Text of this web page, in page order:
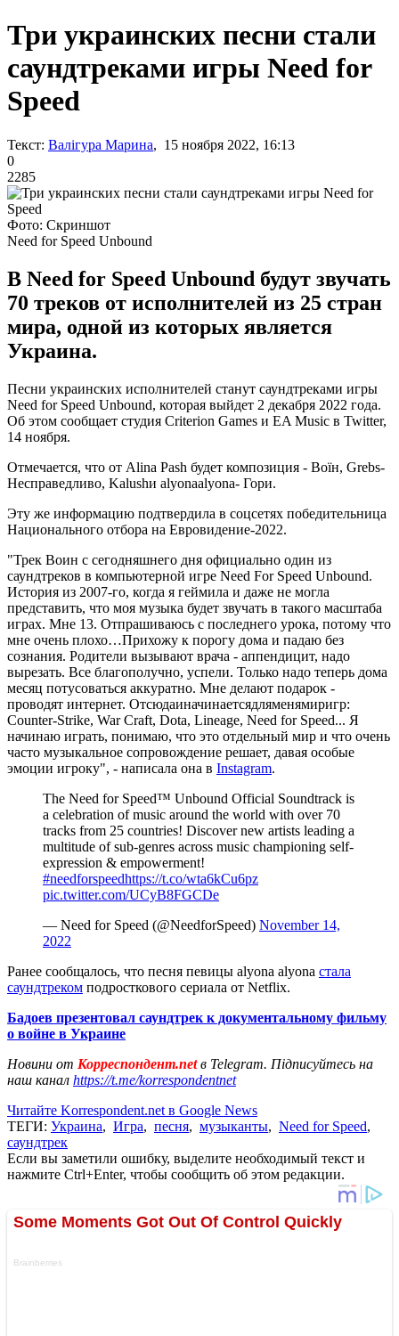
Три украинских песни стали
саундтреками игры Need for
Speed
Текст: Валігура Марина, 15 ноября 2022, 16:13
0
2285
Фото: Скриншот
Need for Speed Unbound
В Need for Speed Unbound будут звучать
70 треков от исполнителей из 25 стран
мира, одной из которых является
Украина.
Песни украинских исполнителей станут саундтреками игры
Need for Speed Unbound, которая выйдет 2 декабря 2022 года.
Об этом сообщает студия Criterion Games и EA Music в Twitter,
14 ноября.
Отмечается, что от Alina Pash будет композиция - Воїн, Grebs-
Несправедливо, Kalushи alyonaalyona- Гори.
Эту же информацию подтвердила в соцсетях победительница
Национального отбора на Евровидение-2022.
"Трек Воин с сегодняшнего дня официально один из
саундтреков в компьютерной игре Need For Speed Unbound.
История из 2007-го, когда я геймила и даже не могла
представить, что моя музыка будет звучать в такого масштаба
играх. Мне 13. Отпрашиваюсь с последнего урока, потому что
мне очень плохо…Прихожу к порогу дома и падаю без
сознания. Родители вызывают врача - аппендицит, надо
вырезать. Все благополучно, успели. Только надо теперь дома
месяц потусоваться аккуратно. Мне делают подарок -
проводят интернет. Отсюдаиначинаетсядляменямиригр:
Counter-Strike, War Craft, Dota, Lineage, Need for Speed... Я
начинаю играть, понимаю, что это отдельный мир и что очень
часто музыкальное сопровождение решает, давая особые
эмоции игроку", - написала она в Instagram.
The Need for Speed™ Unbound Official Soundtrack is
a celebration of music around the world with over 70
tracks from 25 countries! Discover new artists leading a
multitude of sub-genres across music championing self-
expression & empowerment!
#needforspeedhttps://t.co/wta6kCu6pz
pic.twitter.com/UCyB8FGCDe
— Need for Speed (@NeedforSpeed) November 14,
2022
Ранее сообщалось, что песня певицы alyona alyona стала
саундтреком подросткового сериала от Netflix.
Бадоев презентовал саундтрек к документальному фильму
о войне в Украине
Новини от Корреспондент.netв Telegram. Підписуйтесь на
наш канал https://t.me/korrespondentnet
Читайте Korrespondent.net в Google News
ТЕГИ: Украина, Игра, песня, музыканты, Need for Speed,
саундтрек
Если вы заметили ошибку, выделите необходимый текст и
нажмите Ctrl+Enter, чтобы сообщить об этом редакции.